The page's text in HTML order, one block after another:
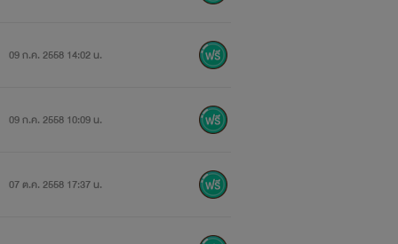
09 ก.ค. 2558 14:02 น.
09 ก.ค. 2558 10:09 น.
07 ต.ค. 2558 17:37 น.